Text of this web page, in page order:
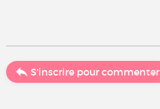
S'inscrire pour commenter